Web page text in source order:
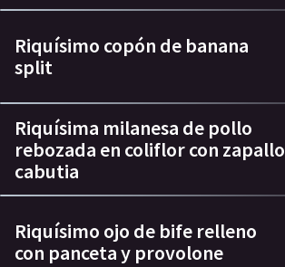
Riquísimo copón de banana
split
Riquísima milanesa de pollo
rebozada en coliflor con zapallo
cabutia
Riquísimo ojo de bife relleno
con panceta y provolone